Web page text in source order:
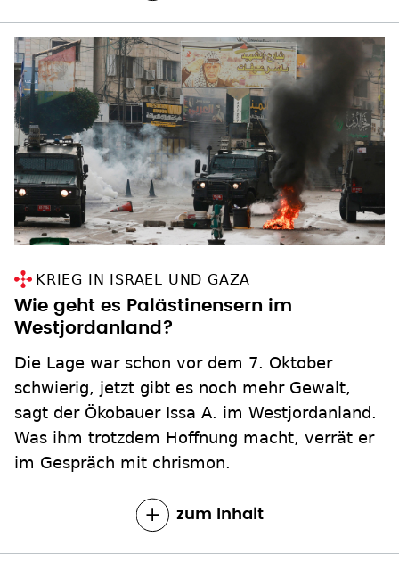
KRIEG IN ISRAEL UND GAZA
Wie geht es Palästinensern im
Westjordanland?
Die Lage war schon vor dem 7. Oktober
schwierig, jetzt gibt es noch mehr Gewalt,
sagt der Ökobauer Issa A. im Westjordanland.
Was ihm trotzdem Hoffnung macht, verrät er
im Gespräch mit chrismon.
zum Inhalt